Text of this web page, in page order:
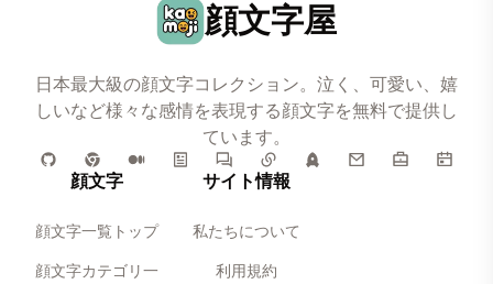
顔文字屋
日本最大級の顔文字コレクション。泣く、可愛い、嬉
しいなど様々な感情を表現する顔文字を無料で提供し
ています。
顔文字
顔文字一覧トップ
顔文字カテゴリ一
サイト情報
私たちについて
利用規約